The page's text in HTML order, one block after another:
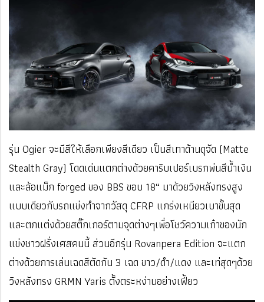
รุ่น Ogier จะมีสีให้เลือกเพียงสีเดียว เป็นสีเทาด้านดุจัด (Matte
Stealth Gray) โดดเด่นแตกต่างด้วยคาริบเปอร์เบรกพ่นสีนํ้าเงิน
และล้อแม็ก forged ของ BBS ขอบ 18“ มาด้วยวิงหลังทรงสูง
แบบเดียวกับรถแข่งทำจากวัสดุ CFRP แกร่งเหนียวเบาขั้นสุด
และตกแต่งด้วยสติ๊กเกอร์ตามจุดต่างๆเพื่อโชว์ความเก๋าของนัก
แข่งชาวฝรั่งเศสคนนี้ส่วนอีกรุ่น Rovanpera Edition จะแตก
ต่างด้วยการเล่นเฉดสีตัดกัน 3 เฉด ขาว/ดำ/แดง และเท่สุดๆด้วย
วิงหลังทรง GRMN Yaris ตั้งตระหง่านอย่างเฟี้ยว